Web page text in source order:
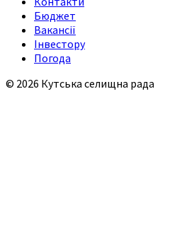
Бюджет
Вакансії
Інвестору
Погода
© 2026 Кутська селищна рада